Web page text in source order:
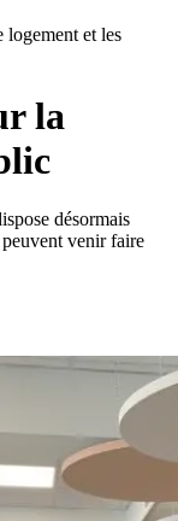
logement et les
la
désormais
peuvent venir faire